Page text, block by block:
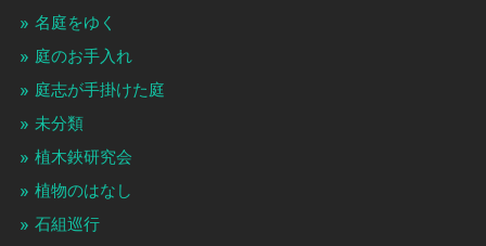
名庭をゆく
庭のお手入れ
庭志が手掛けた庭
未分類
植木鋏研究会
植物のはなし
石組巡行